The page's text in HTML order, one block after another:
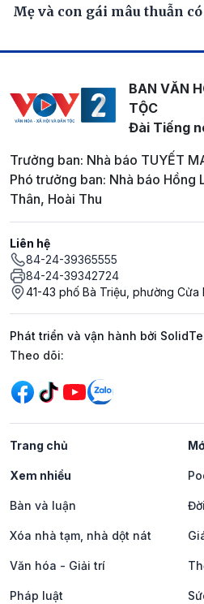
Mẹ và con gái mâu thuẫn
BAN VĂN
TỘC
Đài Tiếng
Trưởng ban: Nhà báo TUYẾT
Phó trưởng ban: Nhà báo Hồng
Thân, Hoài Thu
Liên hệ
84-24-39365555
84-24-39342724
41-43 phố Bà Triệu, phường Cửa
Phát triển và vận hành bởi
Mạng xã hội
Theo dõi:
Trang chủ
Xem nhiều
Bàn và luận
Xóa nhà tạm, nhà dột nát
Văn hóa - Giải trí
Pháp luật